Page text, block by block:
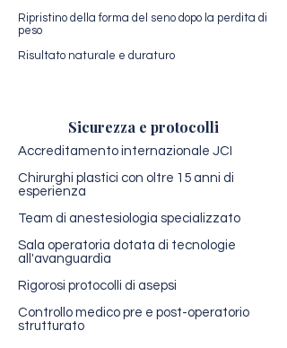
Ripristino della forma del seno dopo la perdita di
peso
Risultato naturale e duraturo
Sicurezza e protocolli
Accreditamento internazionale JCI
Chirurghi plastici con oltre 15 anni di
esperienza
Team di anestesiologia specializzato
Sala operatoria dotata di tecnologie
all'avanguardia
Rigorosi protocolli di asepsi
Controllo medico pre e post-operatorio
strutturato